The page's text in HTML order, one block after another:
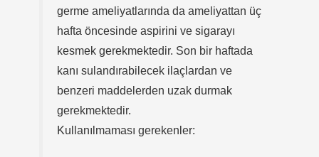
germe ameliyatlarında da ameliyattan üç
hafta öncesinde aspirini ve sigarayı
kesmek gerekmektedir. Son bir haftada
kanı sulandırabilecek ilaçlardan ve
benzeri maddelerden uzak durmak
gerekmektedir.
Kullanılmaması gerekenler: